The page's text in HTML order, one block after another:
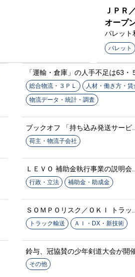
ＪＰＲ
オープ
パレット
の解決へ
パレット
「運輸・倉庫」の人手不足は63・
総合物流・３ＰＬ
人材・働き方・賃
物流データ・統計・調査
ブックオフ 「持ち込み発送サービ...
荷主・物流子会社
ＬＥＶＯ 補助金執行事業の説明会...
行政・立法 補助金・助成金
ＳＯＭＰＯリスク／ＯＫＩ トラッ...
トラック輸送 ＡＩ・DX・新技術
鈴与、冠協賛の少年剣道大会が開催
その他